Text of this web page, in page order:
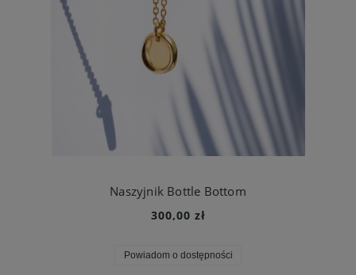
Naszyjnik Bottle Bottom
300,00 zł
Powiadom o dostępności